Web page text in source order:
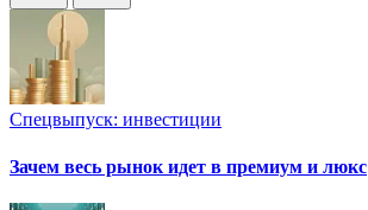
Спецвыпуск: инвестиции
Зачем весь рынок идет в премиум и люкс